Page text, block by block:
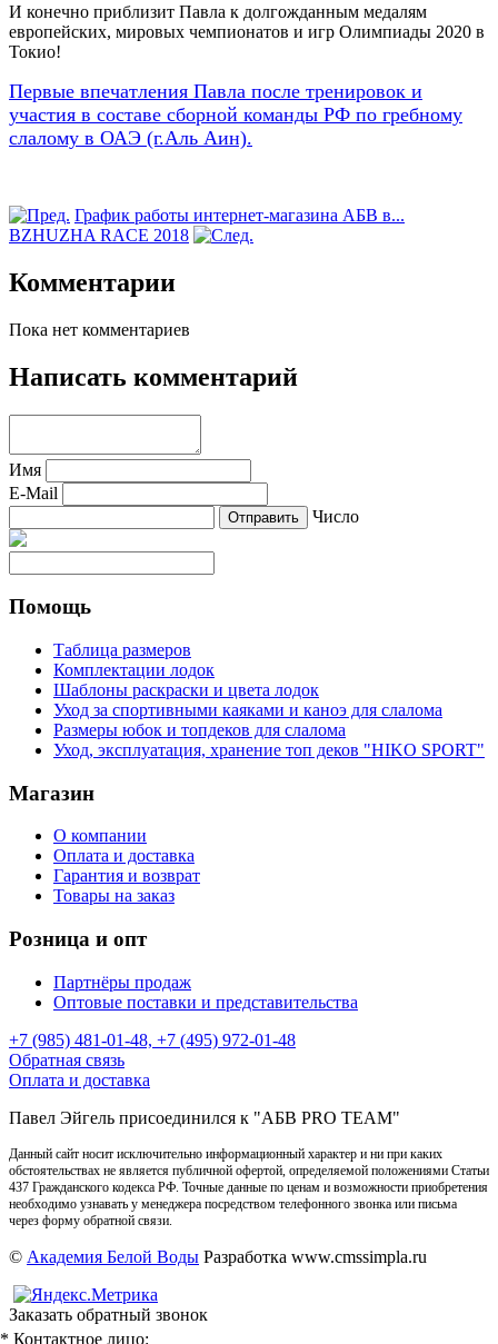
И конечно приблизит Павла к долгожданным медалям
европейских, мировых чемпионатов и игр Олимпиады 2020 в
Токио!
Первые впечатления Павла после тренировок и
участия в составе сборной команды РФ по гребному
слалому в ОАЭ (г.Аль Аин).
График работы интернет-магазина АБВ в...
BZHUZHA RACE 2018
Комментарии
Пока нет комментариев
Написать комментарий
Имя
E-Mail
Число
Помощь
Таблица размеров
Комплектации лодок
Шаблоны раскраски и цвета лодок
Уход за спортивными каяками и каноэ для слалома
Размеры юбок и топдеков для слалома
Уход, эксплуатация, хранение топ деков "HIKO SPORT"
Магазин
О компании
Оплата и доставка
Гарантия и возврат
Товары на заказ
Розница и опт
Партнёры продаж
Оптовые поставки и представительства
+7 (985) 481-01-48, +7 (495) 972-01-48
Обратная связь
Оплата и доставка
Павел Эйгель присоединился к "АБВ PRO TEAM"
Данный сайт носит исключительно информационный характер и ни при каких
обстоятельствах не является публичной офертой, определяемой положениями Статьи
437 Гражданского кодекса РФ. Точные данные по ценам и возможности приобретения
необходимо узнавать у менеджера посредством телефонного звонка или письма
через форму обратной связи.
© Академия Белой Воды Разработка www.cmssimpla.ru
Заказать обратный звонок
* Контактное лицо: